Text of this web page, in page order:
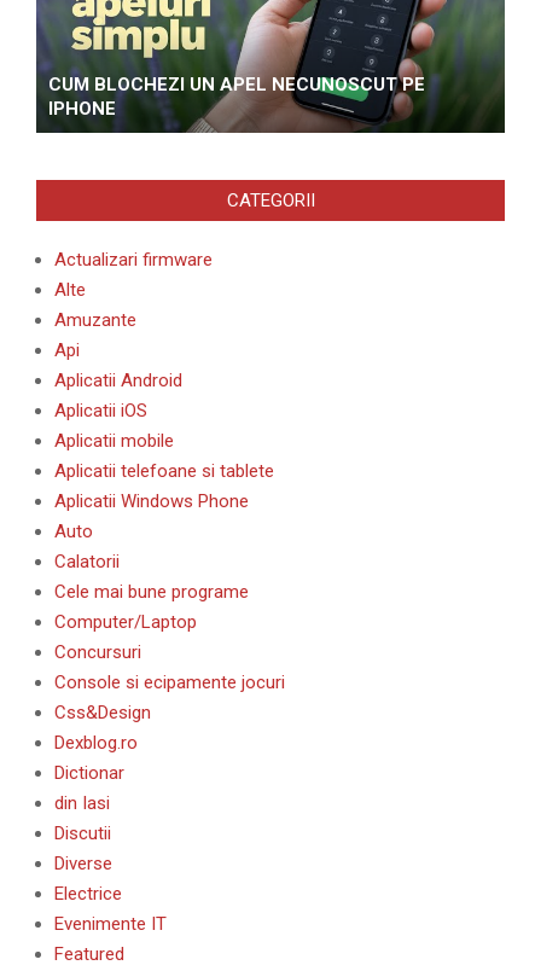
CUM BLOCHEZI UN APEL NECUNOSCUT PE
IPHONE
CATEGORII
Actualizari firmware
Alte
Amuzante
Api
Aplicatii Android
Aplicatii iOS
Aplicatii mobile
Aplicatii telefoane si tablete
Aplicatii Windows Phone
Auto
Calatorii
Cele mai bune programe
Computer/Laptop
Concursuri
Console si ecipamente jocuri
Css&Design
Dexblog.ro
Dictionar
din Iasi
Discutii
Diverse
Electrice
Evenimente IT
Featured